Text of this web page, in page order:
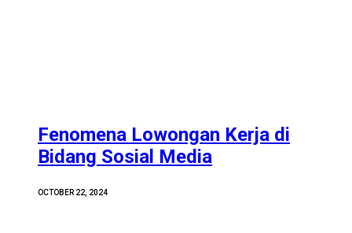
Fenomena Lowongan Kerja di
Bidang Sosial Media
OCTOBER 22, 2024